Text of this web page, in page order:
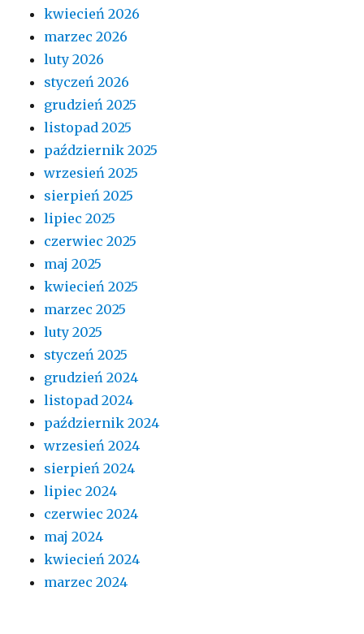
kwiecień 2026
marzec 2026
luty 2026
styczeń 2026
grudzień 2025
listopad 2025
październik 2025
wrzesień 2025
sierpień 2025
lipiec 2025
czerwiec 2025
maj 2025
kwiecień 2025
marzec 2025
luty 2025
styczeń 2025
grudzień 2024
listopad 2024
październik 2024
wrzesień 2024
sierpień 2024
lipiec 2024
czerwiec 2024
maj 2024
kwiecień 2024
marzec 2024